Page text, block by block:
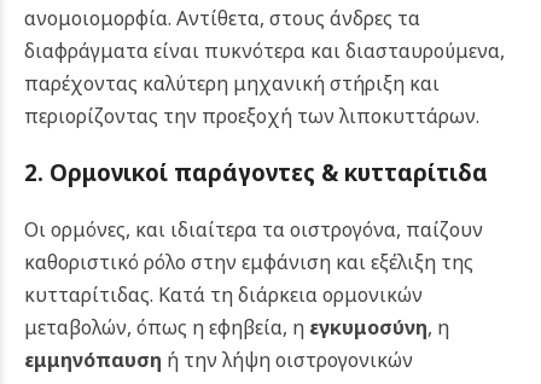
ανομοιομορφία. Αντίθετα, στους άνδρες τα
διαφράγματα είναι πυκνότερα και διασταυρούμενα,
παρέχοντας καλύτερη μηχανική στήριξη και
περιορίζοντας την προεξοχή των λιποκυττάρων.
2. Ορμονικοί παράγοντες & κυτταρίτιδα
Οι ορμόνες, και ιδιαίτερα τα οιστρογόνα, παίζουν
καθοριστικό ρόλο στην εμφάνιση και εξέλιξη της
κυτταρίτιδας. Κατά τη διάρκεια ορμονικών
μεταβολών, όπως η εφηβεία, η εγκυμοσύνη, η
εμμηνόπαυση ή την λήψη οιστρογονικών